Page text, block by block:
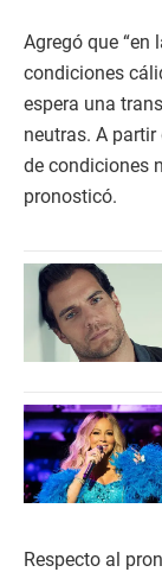
Agregó que “en
condiciones
espera una
neutras. A
de condiciones
pronosticó.
Respecto al